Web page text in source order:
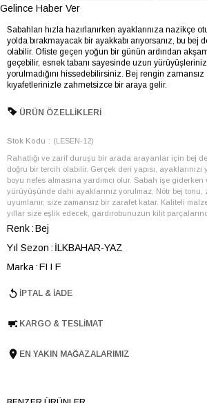
Gelince Haber Ver
Sabahları hızla hazırlanırken ayaklarınıza nazikçe
yolda bırakmayacak bir ayakkabı arıyorsanız, bu
olabilir. Ofiste geçen yoğun bir günün ardından
geçebilir, esnek tabanı sayesinde uzun
yorulmadığını hissedebilirsiniz. Bej rengin zamansız
kıyafetlerinizle zahmetsizce bir araya gelir.
ÜRÜN ÖZELLIKLERI
Stok Kodu (LESEN-12)
Rahatlığı ve zarif duruşu bir arada arayanlar için bej
doğru bir tercih olabilir. Gerçek deri yapısı,
boyu nefes almasına yardımcı olur. Sabah işe giderken
yürüyüşünde dahi ayaklarınız yorulmaz. Nötr bej tonu,
uyumlanır, size zamansız bir zarafet katar. Kaliteli
yıllar size eşlik edecek, gardırobunuzun kilit
Renk Bej
Yıl Sezon
İLKBAHAR-YAZ
Marka ELLE
Cinsiyet
KADIN
Astar Malzemesi İnek Derisi
İPTAL & İADE
KARGO & TESLIMAT
EN YAKIN MAĞAZALARIMIZ